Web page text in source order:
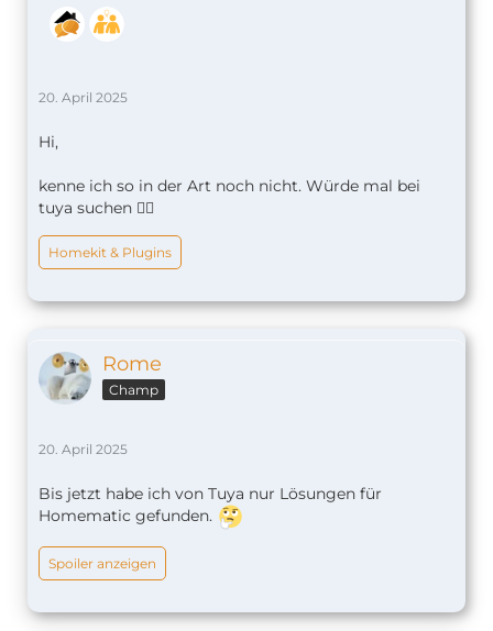
20. April 2025
Hi,
kenne ich so in der Art noch nicht. Würde mal bei
tuya suchen 🤷‍♂️
Homekit & Plugins
Rome
Champ
20. April 2025
Bis jetzt habe ich von Tuya nur Lösungen für
Homematic gefunden.
Spoiler anzeigen